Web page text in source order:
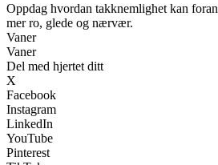
Oppdag hvordan takknemlighet kan
mer ro, glede og nærvær.
Vaner
Vaner
Del med hjertet ditt
X
Facebook
Instagram
LinkedIn
YouTube
Pinterest